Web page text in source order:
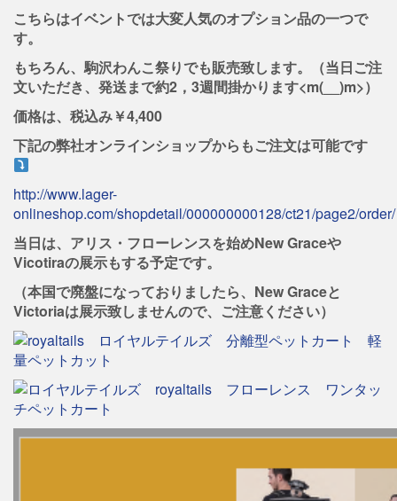
こちらはイベントでは大変人気のオプション品の一つで
す。
もちろん、駒沢わんこ祭りでも販売致します。（当日ご注
文いただき、発送まで約2，3週間掛かります<m(__)m>）
価格は、税込み￥4,400
下記の弊社オンラインショップからもご注文は可能です
http://www.lager-
onlineshop.com/shopdetail/000000000128/ct21/page2/order/
当日は、アリス・フローレンスを始めNew Graceや
Vicotiraの展示もする予定です。
（本国で廃盤になっておりましたら、New Graceと
Victoriaは展示致しませんので、ご注意ください）